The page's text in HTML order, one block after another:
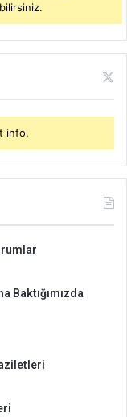
info.
Baktığımızda